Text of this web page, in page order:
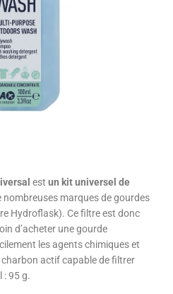
est un kit universel de
nombreuses marques de gourdes
Hydroflask). Ce filtre est donc
d’acheter une gourde
les agents chimiques et
actif capable de filtrer
: 95 g.